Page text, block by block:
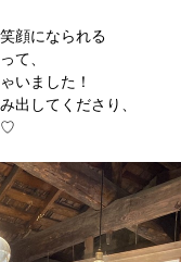
顔になられる
て、
いました！
出してくださり、
♡